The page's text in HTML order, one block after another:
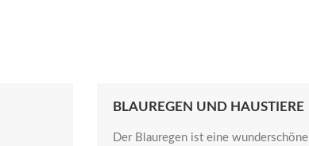
BLAUREGEN UND HAUSTIERE
Der Blauregen ist eine wunderschöne